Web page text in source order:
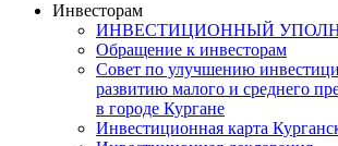
Инвесторам
ИНВЕСТИЦИОННЫЙ
Обращение к инвесторам
Совет по улучшению
развитию малого и среднего
в городе Кургане
Инвестиционная карта